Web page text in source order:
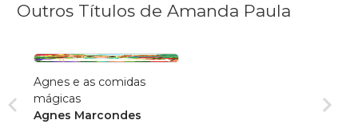
Outros Títulos de Amanda Paula
Agnes e as comidas
mágicas
Agnes Marcondes